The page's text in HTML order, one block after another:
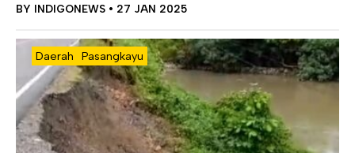
BY INDIGONEWS • 27 JAN 2025
Daerah Pasangkayu